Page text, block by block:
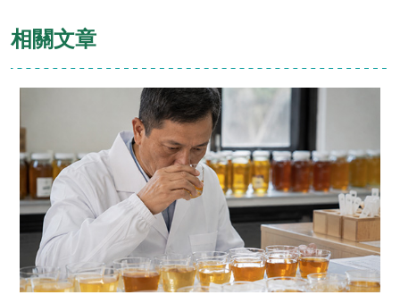
相關文章